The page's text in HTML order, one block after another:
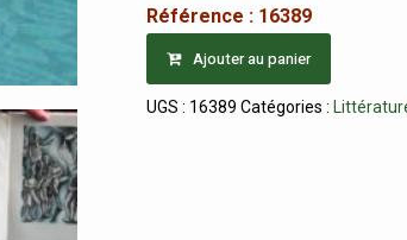
Référence : 16389
Ajouter au panier
UGS : 16389 Catégories :